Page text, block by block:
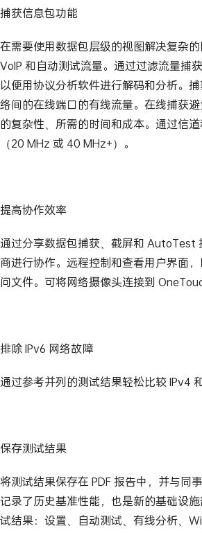
捕获信息包功能
在需要使用数据包层级的视图解决复杂
VoIP 和自动测试流量。通过过滤流量捕
以便用协议分析软件进行解码和分析。
络间的在线端口的有线流量。在线捕获
的复杂性、所需的时间和成本。通过信
（20 MHz 或 40 MHz+）。
提高协作效率
通过分享数据包捕获、截屏和 AutoTest
商进行协作。远程控制和查看用户界面
问文件。可将网络摄像头连接到
排除 IPv6 网络故障
通过参考并列的测试结果轻松比较 IPv4
保存测试结果
将测试结果保存在 PDF 报告中，并与同
记录了历史基准性能，也是新的基础设
试结果：设置、自动测试、有线分析、